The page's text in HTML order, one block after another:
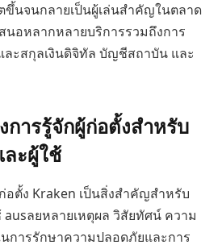
ขึ้นจนกลายเป็นผู้เล่นสำคัญในตลาด
นอหลากหลายบริการรวมถึงการ
ละสกุลเงินดิจิทัล บัญชีสถาบัน และ
ารรู้จักผู้ก่อตั้งสำหรับ
ะผู้ใช้
อตั้ง Kraken เป็นสิ่งสำคัญสำหรับ
ลยหลายเหตุผล วิสัยทัศน์ ความ
การรักษาความปลอดภัยและการ